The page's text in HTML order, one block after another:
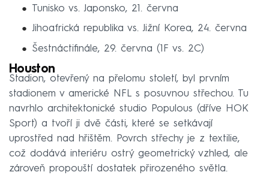
Tunisko vs. Japonsko, 21. června
Jihoafrická republika vs. Jižní Korea, 24. června
Šestnáctifinále, 29. června (1F vs. 2C)
Houston
Stadion, otevřený na přelomu století, byl prvním
stadionem v americké NFL s posuvnou střechou. Tu
navrhlo architektonické studio Populous (dříve HOK
Sport) a tvoří ji dvě části, které se setkávají
uprostřed nad hřištěm. Povrch střechy je z textilie,
což dodává interiéru ostrý geometrický vzhled, ale
zároveň propouští dostatek přirozeného světla.